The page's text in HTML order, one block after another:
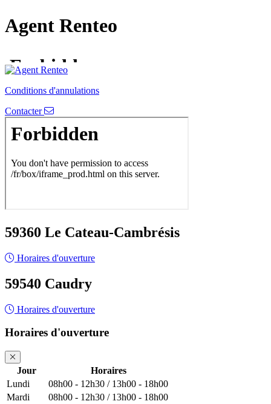
Agent Renteo
Conditions d'annulations
Contacter
59360 Le Cateau-Cambrésis
Horaires d'ouverture
59540 Caudry
Horaires d'ouverture
Horaires d'ouverture
Jour
Horaires
Lundi
08h00 - 12h30 / 13h00 - 18h00
Mardi
08h00 - 12h30 / 13h00 - 18h00